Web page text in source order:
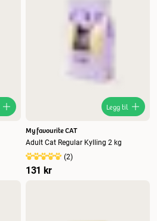
Legg til
My favourite CAT
Adult Cat Regular Kylling 2 kg
(2)
131 kr